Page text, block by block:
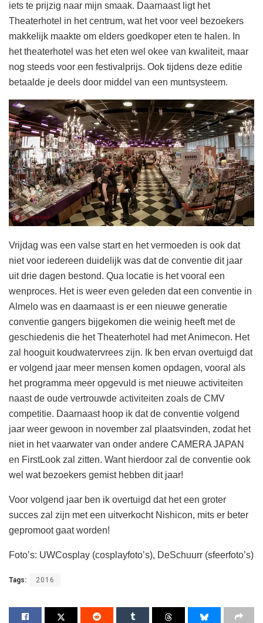
iets te prijzig naar mijn smaak. Daarnaast ligt het
Theaterhotel in het centrum, wat het voor veel bezoekers
makkelijk maakte om elders goedkoper eten te halen. In
het theaterhotel was het eten wel okee van kwaliteit, maar
nog steeds voor een festivalprijs. Ook tijdens deze editie
betaalde je deels door middel van een muntsysteem.
Vrijdag was een valse start en het vermoeden is ook dat
niet voor iedereen duidelijk was dat de conventie dit jaar
uit drie dagen bestond. Qua locatie is het vooral een
wenproces. Het is weer even geleden dat een conventie in
Almelo was en daarnaast is er een nieuwe generatie
conventie gangers bijgekomen die weinig heeft met de
geschiedenis die het Theaterhotel had met Animecon. Het
zal hooguit koudwatervrees zijn. Ik ben ervan overtuigd dat
er volgend jaar meer mensen komen opdagen, vooral als
het programma meer opgevuld is met nieuwe activiteiten
naast de oude vertrouwde activiteiten zoals de CMV
competitie. Daarnaast hoop ik dat de conventie volgend
jaar weer gewoon in november zal plaatsvinden, zodat het
niet in het vaarwater van onder andere CAMERA JAPAN
en FirstLook zal zitten. Want hierdoor zal de conventie ook
wel wat bezoekers gemist hebben dit jaar!
Voor volgend jaar ben ik overtuigd dat het een groter
succes zal zijn met een uitverkocht Nishicon, mits er beter
gepromoot gaat worden!
Foto’s: UWCosplay (cosplayfoto’s), DeSchuurr (sfeerfoto’s)
Tags: 2016